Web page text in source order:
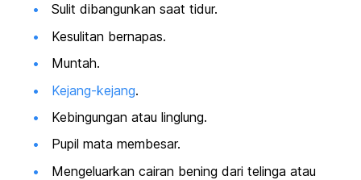
Sulit dibangunkan saat tidur.
Kesulitan bernapas.
Muntah.
Kejang-kejang.
Kebingungan atau linglung.
Pupil mata membesar.
Mengeluarkan cairan bening dari telinga atau